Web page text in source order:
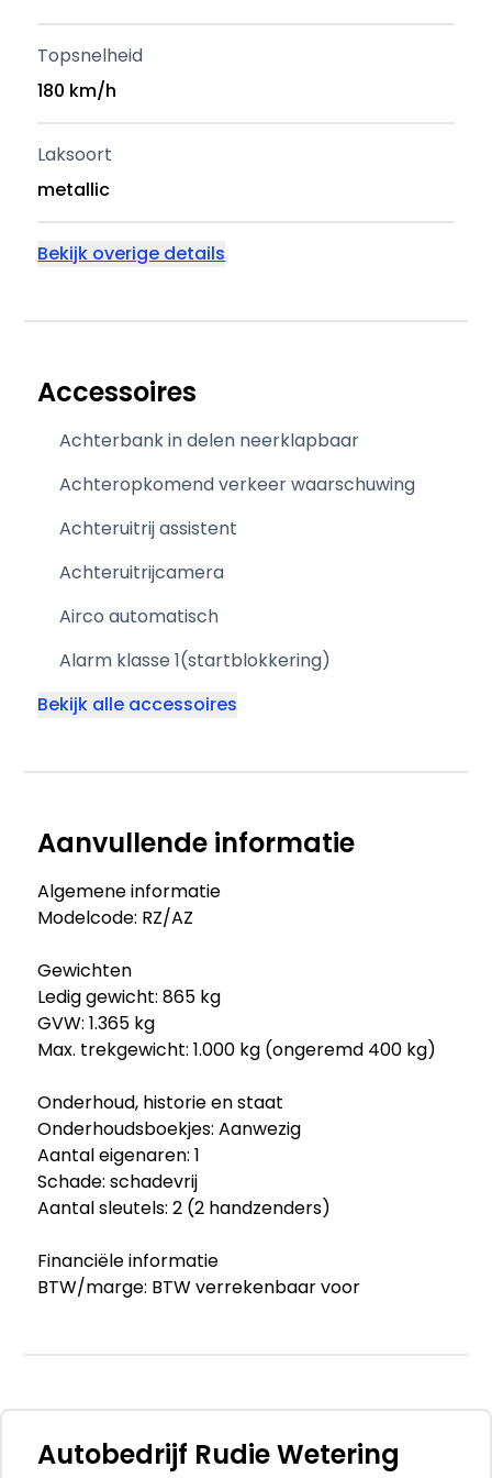
Topsnelheid
180 km/h
Laksoort
metallic
Bekijk overige details
Accessoires
Achterbank in delen neerklapbaar
Achteropkomend verkeer waarschuwing
Achteruitrij assistent
Achteruitrijcamera
Airco automatisch
Alarm klasse 1(startblokkering)
Bekijk alle accessoires
Aanvullende informatie
Algemene informatie
Modelcode: RZ/AZ
Gewichten
Ledig gewicht: 865 kg
GVW: 1.365 kg
Max. trekgewicht: 1.000 kg (ongeremd 400 kg)
Onderhoud, historie en staat
Onderhoudsboekjes: Aanwezig
Aantal eigenaren: 1
Schade: schadevrij
Aantal sleutels: 2 (2 handzenders)
Financiële informatie
BTW/marge: BTW verrekenbaar voor
Afleverpakketten
Optioneel afleverpakket (€ 995): Onderhoud &
Autobedrijf Rudie Wetering